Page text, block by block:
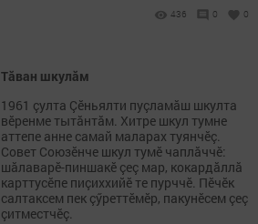
436 0 0
Тăван шкулăм
1961 çулта Çӗньялти пуçламăш шкулта
вӗренме тытăнтăм. Хитре шкул тумне
аттепе анне самай маларах туянчӗç.
Совет Союзӗнче шкул тумӗ чаплăччӗ:
шăлаварӗ-пиншакӗ çеç мар, кокардăллă
карттусӗпе пиçиххийӗ те пурччӗ. Пӗчӗк
салтаксем пек çӳреттӗмӗр, пакунӗсем çеç
çитместчӗç.